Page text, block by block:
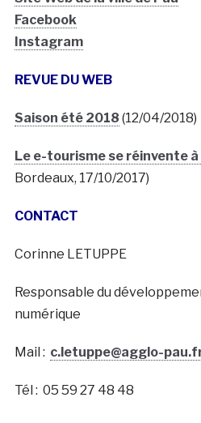
Facebook
Instagram
REVUE DU WEB
Saison été 2018 (12/04/2018)
Le e-tourisme se réinvente à
Bordeaux, 17/10/2017)
CONTACT
Corinne LETUPPE
Responsable du
numérique
Mail : c.letuppe@agglo-
Tél : 05 59 27 48 48